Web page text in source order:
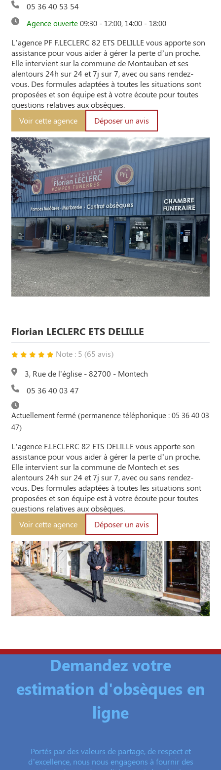
05 36 40 53 54
Agence ouverte 09:30 - 12:00, 14:00 - 18:00
L’agence PF F.LECLERC 82 ETS DELILLE vous apporte son
assistance pour vous aider à gérer la perte d’un proche.
Elle intervient sur la commune de Montauban et ses
alentours 24h sur 24 et 7j sur 7, avec ou sans rendez-
vous. Des formules adaptées à toutes les situations sont
proposées et son équipe est à votre écoute pour toutes
questions relatives aux obsèques.
Voir cette agence
Déposer un avis
Florian LECLERC ETS DELILLE
Note : 5 (65 avis)
3, Rue de l'église - 82700 - Montech
05 36 40 03 47
Actuellement fermé (permanence téléphonique : 05 36 40 03
47)
L’agence F.LECLERC 82 ETS DELILLE vous apporte son
assistance pour vous aider à gérer la perte d’un proche.
Elle intervient sur la commune de Montech et ses
alentours 24h sur 24 et 7j sur 7, avec ou sans rendez-
vous. Des formules adaptées à toutes les situations sont
proposées et son équipe est à votre écoute pour toutes
questions relatives aux obsèques.
Voir cette agence
Déposer un avis
Demandez votre
estimation d'obsèques en
ligne
Portés par des valeurs de partage, de respect et
d’excellence, nous nous engageons à fournir des